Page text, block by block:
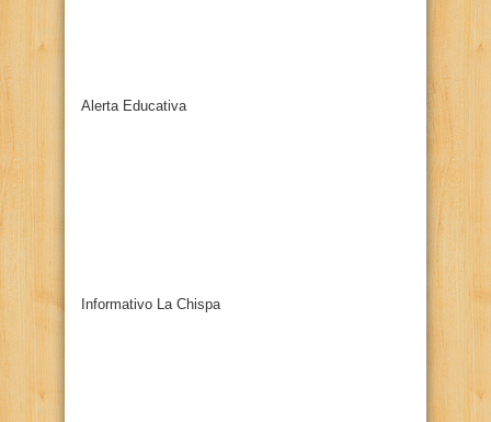
Alerta Educativa
Informativo La Chispa